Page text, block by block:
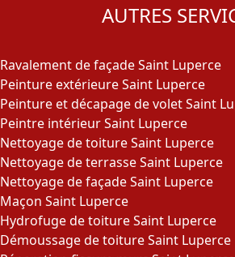
AUTRES
Ravalement de façade Saint Luperce
Peinture extérieure Saint Luperce
Peinture et décapage de volet Saint
Peintre intérieur Saint Luperce
Nettoyage de toiture Saint Luperce
Nettoyage de terrasse Saint Luperce
Nettoyage de façade Saint Luperce
Maçon Saint Luperce
Hydrofuge de toiture Saint Luperce
Démoussage de toiture Saint Luperce